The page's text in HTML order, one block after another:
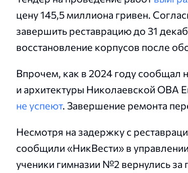
цену 145,5 миллиона гривен.
завершить реставрацию до 31
восстановление корпусов после
Впрочем, как в 2024 году сообщал
и архитектуры Николаевской ОВА
не успеют. Завершение ремонта
Несмотря на задержку с
сообщили «НикВести» в
ученики гимназии №2 вернулись за